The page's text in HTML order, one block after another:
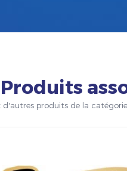
Produits
d'autres produits de la catégorie